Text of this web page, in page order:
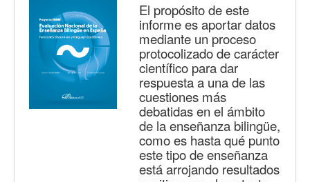
El propósito de este
informe es aportar datos
mediante un proceso
protocolizado de carácter
científico para dar
respuesta a una de las
cuestiones más
debatidas en el ámbito
de la enseñanza bilingüe,
como es hasta qué punto
este tipo de enseñanza
está arrojando resultados